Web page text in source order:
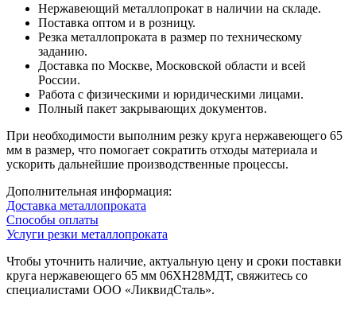
Нержавеющий металлопрокат в наличии на складе.
Поставка оптом и в розницу.
Резка металлопроката в размер по техническому
заданию.
Доставка по Москве, Московской области и всей
России.
Работа с физическими и юридическими лицами.
Полный пакет закрывающих документов.
При необходимости выполним резку круга нержавеющего 65
мм в размер, что помогает сократить отходы материала и
ускорить дальнейшие производственные процессы.
Дополнительная информация:
Доставка металлопроката
Способы оплаты
Услуги резки металлопроката
Чтобы уточнить наличие, актуальную цену и сроки поставки
круга нержавеющего 65 мм 06ХН28МДТ, свяжитесь со
специалистами ООО «ЛиквидСталь».